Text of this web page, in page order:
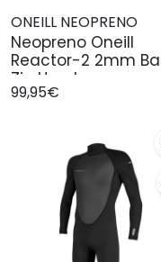
ONEILL NEOPRENO
Neopreno Oneill
Reactor-2 2mm
Zip Hombre
99,95€